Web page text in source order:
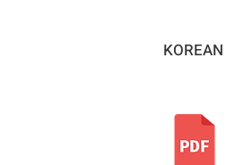
KOREAN